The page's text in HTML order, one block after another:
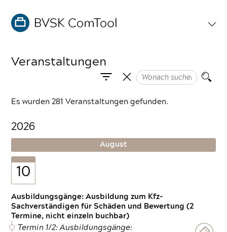
Veranstaltungen
Es wurden 281 Veranstaltungen gefunden.
2026
August
10
Ausbildungsgänge: Ausbildung zum Kfz-
Sachverständigen für Schäden und Bewertung (2
Termine, nicht einzeln buchbar)
Termin 1/2: Ausbildungsgänge: